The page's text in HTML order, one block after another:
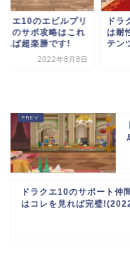
クエ10のエビルプリ
トのサポ攻略はこれ
れば超楽勝です!
2022年8月8日
ドラ
は耐
テン
ドラクエ10のサポート仲
はコレを見れば完璧